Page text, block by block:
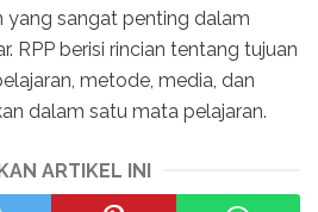
yang sangat penting dalam
RPP berisi rincian tentang tujuan
metode, media, dan
dalam satu mata pelajaran.
ARTIKEL INI